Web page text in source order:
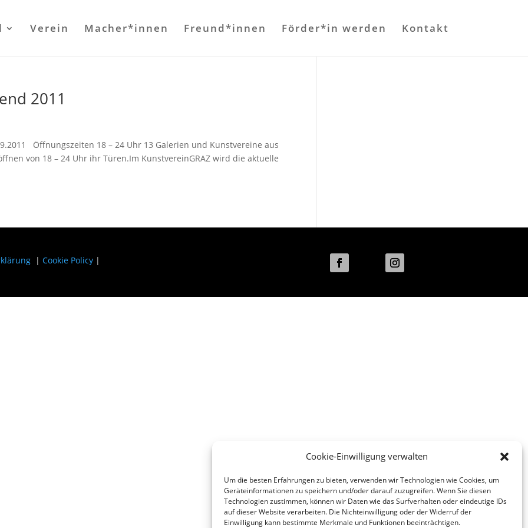
Cookie-Einwilligung verwalten
Um die besten Erfahrungen zu bieten, verwenden wir Technologien wie Cookies, um
Geräteinformationen zu speichern und/oder darauf zuzugreifen. Wenn Sie diesen
Technologien zustimmen, können wir Daten wie das Surfverhalten oder eindeutige IDs
auf dieser Website verarbeiten. Die Nichteinwilligung oder der Widerruf der
Einwilligung kann bestimmte Merkmale und Funktionen beeinträchtigen.
Verein Macher*innen Freund*innen Förder*in werden Kontakt
2011
Öffnungszeiten 18 – 24 Uhr 13 Galerien und Kunstvereine aus
von 18 – 24 Uhr ihr Türen.Im KunstvereinGRAZ wird die aktuelle
|Cookie Policy |